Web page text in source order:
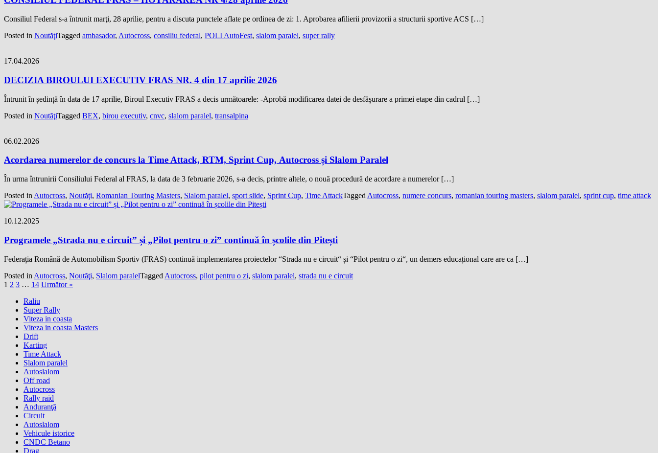
Consiliul Federal s-a întrunit marţi, 28 aprilie, pentru a discuta punctele aflate pe ordinea de zi: 1. Aprobarea afilierii provizorii a structurii sportive ACS […]
Posted in NoutăţiTagged ambasador, Autocross, consiliu federal, POLI AutoFest, slalom paralel, super rally
17.04.2026
DECIZIA BIROULUI EXECUTIV FRAS NR. 4 din 17 aprilie 2026
Întrunit în ședință în data de 17 aprilie, Biroul Executiv FRAS a decis următoarele: -Aprobă modificarea datei de desfășurare a primei etape din cadrul […]
Posted in NoutăţiTagged BEX, birou executiv, cnvc, slalom paralel, transalpina
06.02.2026
Acordarea numerelor de concurs la Time Attack, RTM, Sprint Cup, Autocross și Slalom Paralel
În urma întrunirii Consiliului Federal al FRAS, la data de 3 februarie 2026, s-a decis, printre altele, o nouă procedură de acordare a numerelor […]
Posted in Autocross, Noutăţi, Romanian Touring Masters, Slalom paralel, sport slide, Sprint Cup, Time AttackTagged Autocross, numere concurs, romanian touring masters, slalom paralel, sprint cup, time attack
10.12.2025
Programele „Strada nu e circuit” și „Pilot pentru o zi” continuă în școlile din Pitești
Federația Română de Automobilism Sportiv (FRAS) continuă implementarea proiectelor “Strada nu e circuit“ și “Pilot pentru o zi“, un demers educațional care are ca […]
Posted in Autocross, Noutăţi, Slalom paralelTagged Autocross, pilot pentru o zi, slalom paralel, strada nu e circuit
1 2 3 … 14 Următor »
Raliu
Super Rally
Viteza in coasta
Viteza in coasta Masters
Drift
Karting
Time Attack
Slalom paralel
Autoslalom
Off road
Autocross
Rally raid
Anduranţă
Circuit
Autoslalom
Vehicule istorice
CNDC Betano
Drag